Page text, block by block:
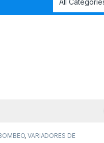
,VARIADORES DE